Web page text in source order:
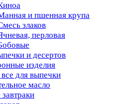
и пшенная крупа
злаков
перловая
и десертов
изделия
для выпечки
масло